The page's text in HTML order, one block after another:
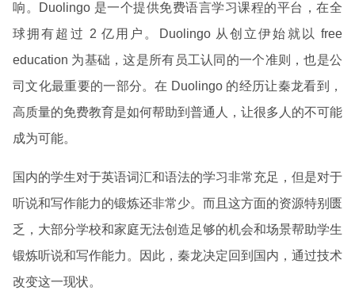
响。Duolingo 是一个提供免费语言学习课程的平台，在全
球拥有超过 2 亿用户。Duolingo 从创立伊始就以 free
education 为基础，这是所有员工认同的一个准则，也是公
司文化最重要的一部分。在 Duolingo 的经历让秦龙看到，
高质量的免费教育是如何帮助到普通人，让很多人的不可能
成为可能。
国内的学生对于英语词汇和语法的学习非常充足，但是对于
听说和写作能力的锻炼还非常少。而且这方面的资源特别匮
乏，大部分学校和家庭无法创造足够的机会和场景帮助学生
锻炼听说和写作能力。因此，秦龙决定回到国内，通过技术
改变这一现状。